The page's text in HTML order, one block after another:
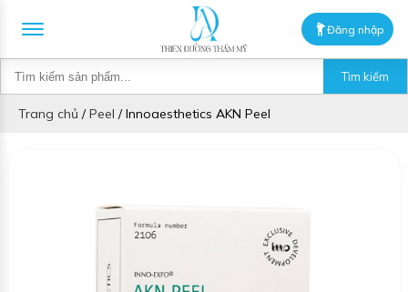
Đăng nhập
Tìm kiếm
Trang chủ /Peel /Innoaesthetics AKN Peel